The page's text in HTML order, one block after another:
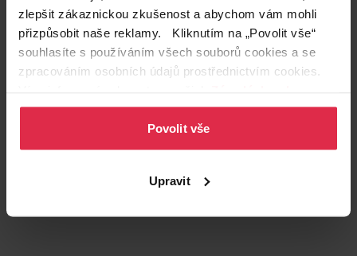
zlepšit zákaznickou zkušenost a abychom vám mohli
přizpůsobit naše reklamy. Kliknutím na „Povolit vše“
souhlasíte s používáním všech souborů cookies a se
zpracováním osobních údajů prostřednictvím cookies.
osobních údajů.
Povolit vše
Upravit
Podobné produkty